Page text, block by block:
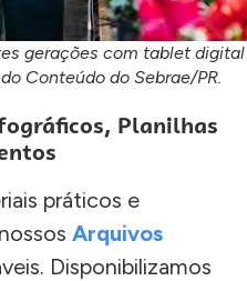
gerações com tablet digital
Conteúdo do Sebrae/PR.
Planilhas
práticos e
Arquivos
Disponibilizamos